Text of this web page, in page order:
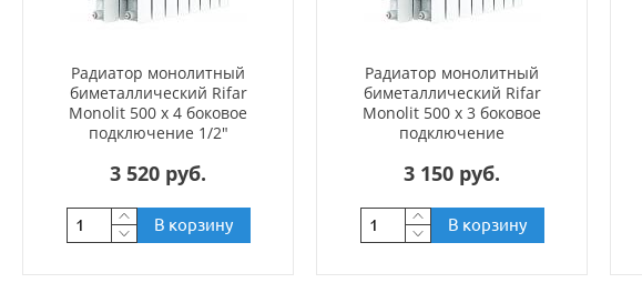
Радиатор монолитный
биметаллический Rifar
Monolit 500 x 4 боковое
подключение 1/2"
3 520 руб.
В корзину
Радиатор монолитный
биметаллический Rifar
Monolit 500 x 3 боковое
подключение
3 150 руб.
В корзину